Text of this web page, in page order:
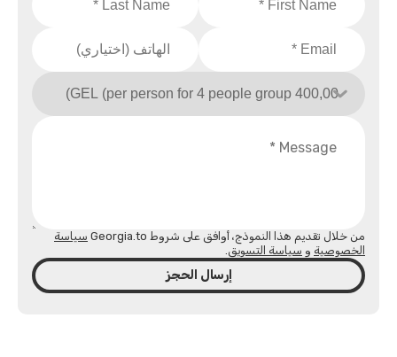
من خلال تقديم هذا النموذج، أوافق على شروط Georgia.to
سياسة
الخصوصية و سياسة التسويق.
إرسال الحجز